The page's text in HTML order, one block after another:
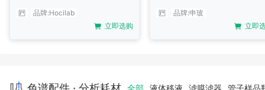
品牌:Hocilab
立即选购
品牌:申玻
立即
全部 液体移液 滤膜滤器 管子样品